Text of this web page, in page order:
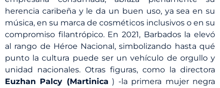
herencia caribeña y le da un buen uso, ya sea en su
música, en su marca de cosméticos inclusivos o en su
compromiso filantrópico. En 2021, Barbados la elevó
al rango de Héroe Nacional, simbolizando hasta qué
punto la cultura puede ser un vehículo de orgullo y
unidad nacionales. Otras figuras, como la directora
Euzhan Palcy (Martinica ) -la primera mujer negra